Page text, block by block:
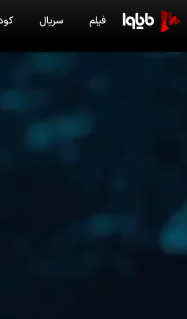
فیلم سریال